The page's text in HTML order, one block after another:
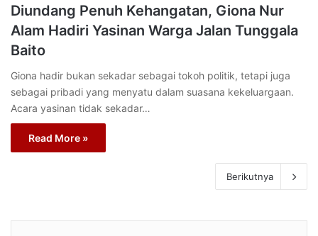
Diundang Penuh Kehangatan, Giona Nur
Alam Hadiri Yasinan Warga Jalan Tunggala
Baito
Giona hadir bukan sekadar sebagai tokoh politik, tetapi juga
sebagai pribadi yang menyatu dalam suasana kekeluargaan.
Acara yasinan tidak sekadar…
Read More »
Berikutnya